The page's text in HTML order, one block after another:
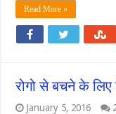
Read More »
रोगो से बचने के लिए
January 5, 2016